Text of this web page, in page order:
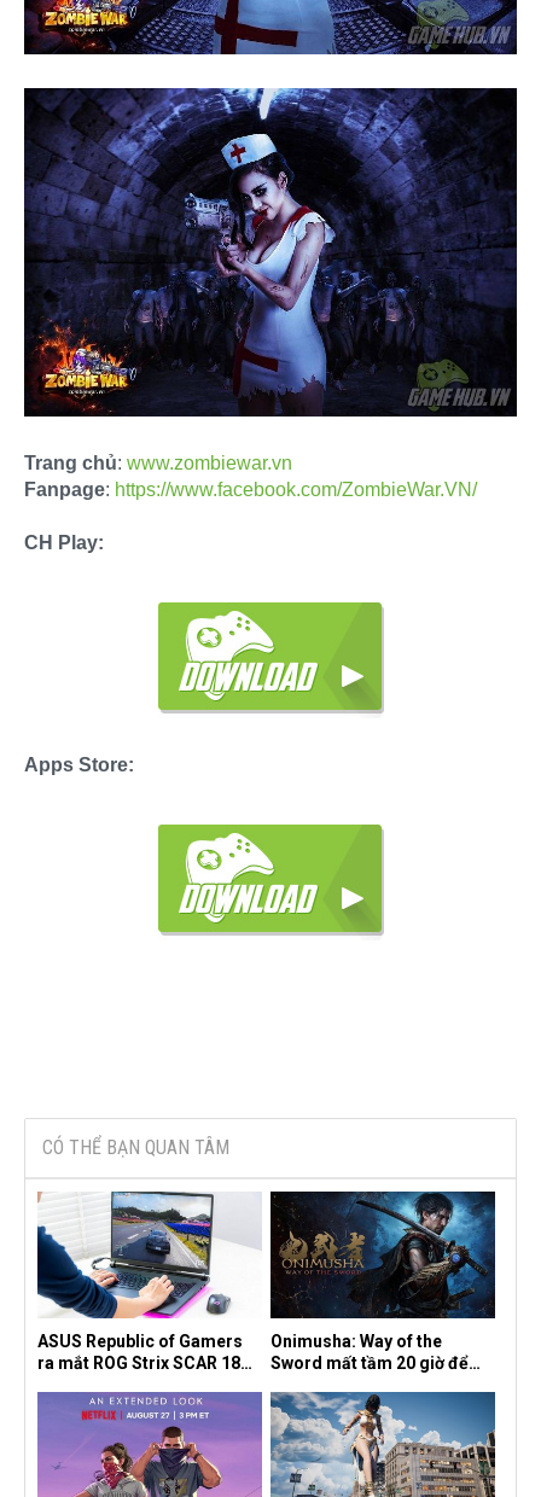
Trang chủ: www.zombiewar.vn
Fanpage: https://www.facebook.com/ZombieWar.VN/
CH Play:
Apps Store:
CÓ THỂ BẠN QUAN TÂM
ASUS Republic of Gamers
ra mắt ROG Strix SCAR 18
Onimusha: Way of the
Sword mất tầm 20 giờ để
dành cho newbie và lão làng